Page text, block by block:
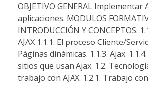
OBJETIVO GENERAL Implementar
aplicaciones. MODULOS
INTRODUCCIÓN Y CONCEPTOS.
AJAX 1.1.1. El proceso Cliente/
Páginas dinámicas. 1.1.3. Ajax.
sitios que usan Ajax. 1.2.
trabajo con AJAX. 1.2.1. Trabajo con